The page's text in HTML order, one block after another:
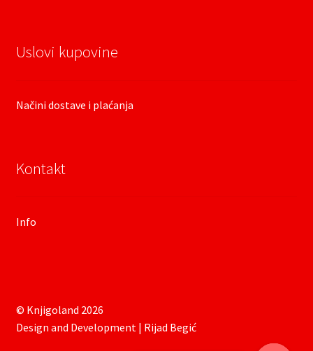
Uslovi kupovine
Načini dostave i plaćanja
Kontakt
Info
© Knjigoland 2026
Design and Development | Rijad Begić